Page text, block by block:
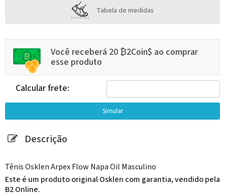
Tabela de medidas
Você receberá 20 ₿2Coin$ ao comprar
esse produto
Calcular frete:
Descrição
Tênis Osklen Arpex Flow Napa Oil Masculino
Este é um produto original Osklen com garantia, vendido pela
B2 Online.